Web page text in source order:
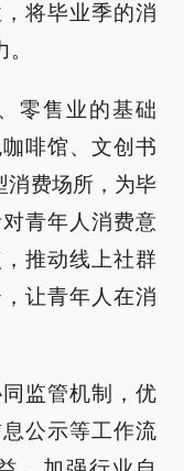
将毕业季的消
零售业的基础
啡馆、文创书
消费场所，为毕
青年人消费意
推动线上社群
让青年人在消
监管机制，优
公示等工作流